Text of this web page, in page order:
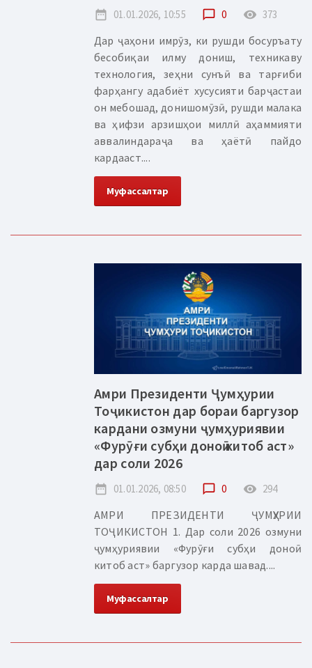
date_range 01.01.2026, 10:55 chat_bubble_outline 0 remove_red_eye 373
Дар ҷаҳони имрӯз, ки рушди босуръату
бесобиқаи илму дониш, техникаву
технология, зеҳни сунъӣ ва тарғиби
фарҳангу адабиёт хусусияти барҷастаи
он мебошад, донишомӯзӣ, рушди малака
ва ҳифзи арзишҳои миллӣ аҳаммияти
аввалиндараҷа ва ҳаётӣ пайдо
кардааст....
Муфассалтар
Амри Президенти Ҷумҳурии
Тоҷикистон дар бораи баргузор
кардани озмуни ҷумҳуриявии
«Фурӯғи субҳи доноӣ китоб аст»
дар соли 2026
date_range 01.01.2026, 08:50 chat_bubble_outline 0 remove_red_eye 294
АМРИ ПРЕЗИДЕНТИ ҶУМҲУРИИ
ТОҶИКИСТОН 1. Дар соли 2026 озмуни
ҷумҳуриявии «Фурӯғи субҳи доноӣ
китоб аст» баргузор карда шавад....
Муфассалтар